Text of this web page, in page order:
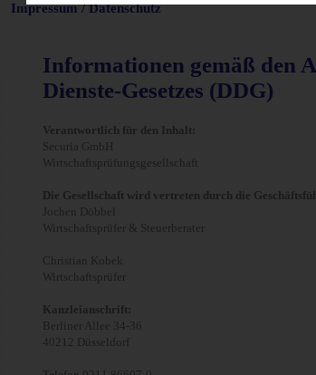
Impressum / Datenschutz